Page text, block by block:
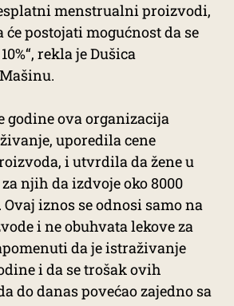
menstrualni proizvodi,
postojati mogućnost da se
rekla je Dušica
godine ova organizacija
uporedila cene
i utvrdila da žene u
njih da izdvoje oko 8000
iznos se odnosi samo na
i ne obuhvata lekove za
da je istraživanje
i da se trošak ovih
do danas povećao zajedno sa